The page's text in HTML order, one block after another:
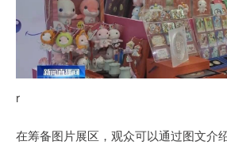
r
在筹备图片展区，观众可以通过图文介